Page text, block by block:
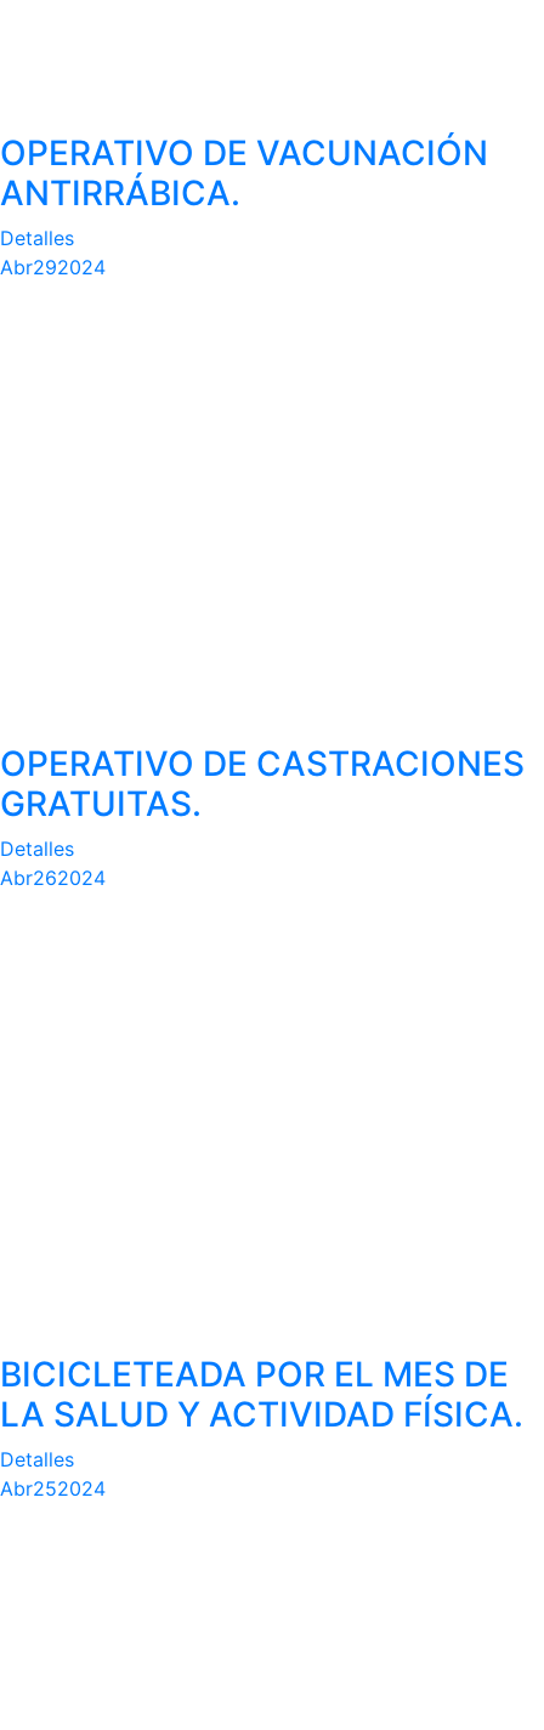
OPERATIVO DE VACUNACIÓN
ANTIRRÁBICA.
Detalles
Abr292024
OPERATIVO DE CASTRACIONES
GRATUITAS.
Detalles
Abr262024
BICICLETEADA POR EL MES DE
LA SALUD Y ACTIVIDAD FÍSICA.
Detalles
Abr252024